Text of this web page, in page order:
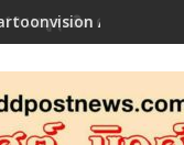
เมนูสุดฮิต ตลอดเส้นทา